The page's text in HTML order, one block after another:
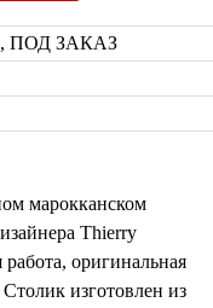
Мозаичные
ПОД ЗАКАЗ
марокканском
Thierry
оригинальная
изготовлен из